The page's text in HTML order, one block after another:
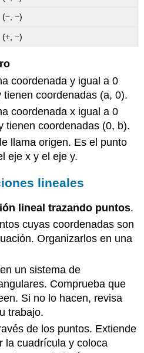
(−, −)
(+, −)
coordenada y igual a 0
coordenadas (a, 0).
coordenada x igual a 0
tienen coordenadas (0, b).
llama origen. Es el punto
eje x y el eje y.
lineales
lineal trazando puntos.
cuyas coordenadas son
Organizarlos en una
un sistema de
Comprueba que
Si no lo hacen, revisa
trabajo.
de los puntos. Extiende
la cuadrícula y coloca